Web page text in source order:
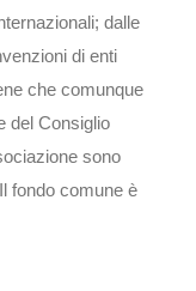
dalle
di enti
che comunque
del Consiglio
sono
fondo comune è